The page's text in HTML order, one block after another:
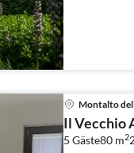
Montalto
Il Vecchio
5 Gäste80 m2